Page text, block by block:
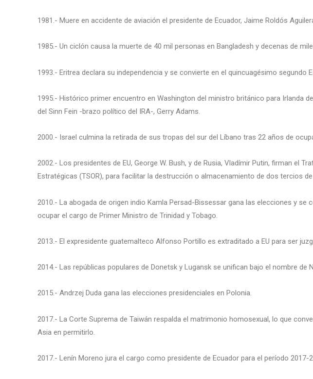
1981.- Muere en accidente de aviación el presidente de Ecuador, Jaime Roldós
1985.- Un ciclón causa la muerte de 40 mil personas en Bangladesh y decenas de
1993.- Eritrea declara su independencia y se convierte en el quincuagésimo segundo
1995.- Histórico primer encuentro en Washington del ministro británico para Irlanda
del Sinn Fein -brazo político del IRA-, Gerry Adams.
2000.- Israel culmina la retirada de sus tropas del sur del Líbano tras 22 años de
2002.- Los presidentes de EU, George W. Bush, y de Rusia, Vladímir Putin, firman el
Estratégicas (TSOR), para facilitar la destrucción o almacenamiento de dos tercios
2010.- La abogada de origen indio Kamla Persad-Bissessar gana las elecciones y se
ocupar el cargo de Primer Ministro de Trinidad y Tobago.
2013.- El expresidente guatemalteco Alfonso Portillo es extraditado a EU para ser
2014.- Las repúblicas populares de Donetsk y Lugansk se unifican bajo el nombre de
2015.- Andrzej Duda gana las elecciones presidenciales en Polonia.
2017.- La Corte Suprema de Taiwán respalda el matrimonio homosexual, lo que
Asia en permitirlo.
2017.- Lenín Moreno jura el cargo como presidente de Ecuador para el período 2017-